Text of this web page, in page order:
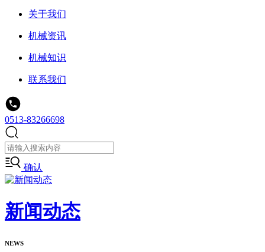
关于我们
机械资讯
机械知识
联系我们
0513-83266698
确认
新闻动态
NEWS